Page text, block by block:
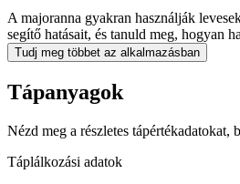
A majoranna gyakran használják
segítő hatásait, és tanuld meg, hogyan
Tudj meg többet az alkalmazásban
Tápanyagok
Nézd meg a részletes
Táplálkozási adatok